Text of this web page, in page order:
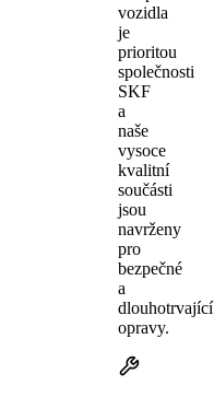
vozidla
je
prioritou
společnosti
SKF
a
naše
vysoce
kvalitní
součásti
jsou
navrženy
pro
bezpečné
a
dlouhotrvající
opravy.